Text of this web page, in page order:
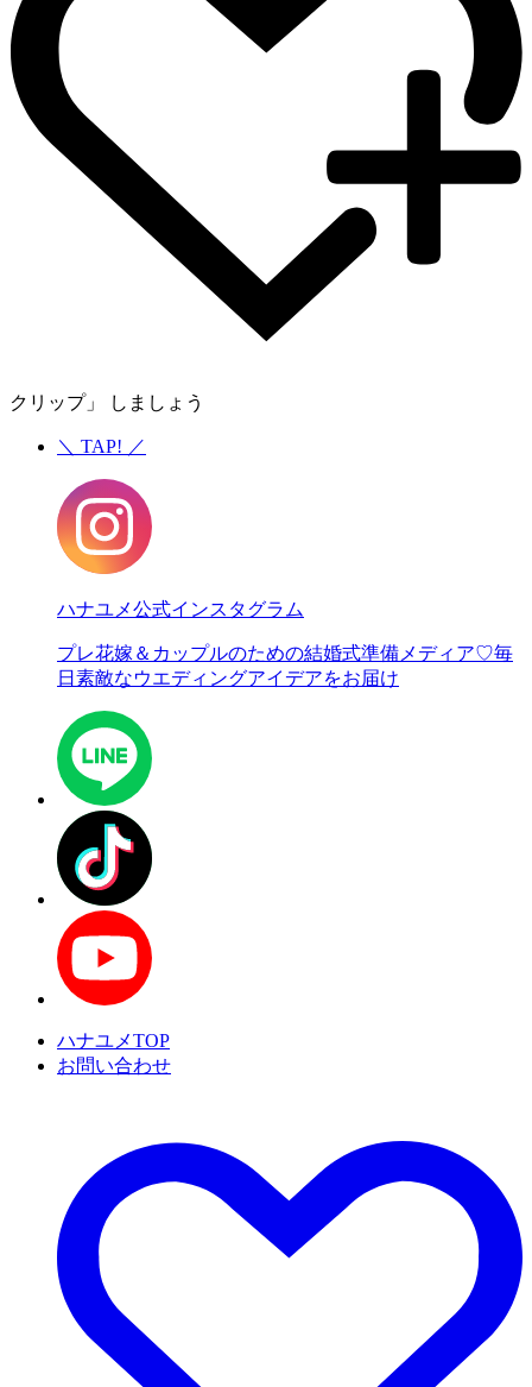
クリップ」 しましょう
＼ TAP! ／
ハナユメ公式インスタグラム
プレ花嫁＆カップルのための結婚式準備メディア♡毎
日素敵なウエディングアイデアをお届け
ハナユメTOP
お問い合わせ